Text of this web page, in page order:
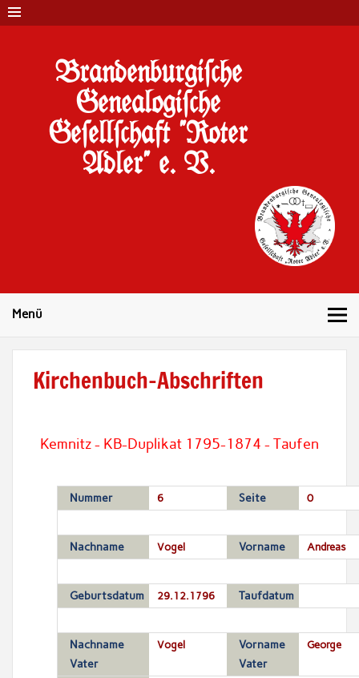
Brandenburgi#che
Genealogi#che
Ge#ell#chaft "Roter
Adler" e. V.
Menü
Kirchenbuch-Abschriften
Kemnitz - KB-Duplikat 1795-1874 - Taufen
Nummer 6 Seite 0
Nachname Vogel Vorname Andreas
Geburtsdatum 29.12.1796 Taufdatum
Nachname
Vater
Vogel
Vorname
Vater
George